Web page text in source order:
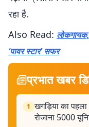
रहा है.
Also Read:
‘पावर स्टार’ सफर
प्रभात खबर
1 खगड़िया का
रोजाना 5000